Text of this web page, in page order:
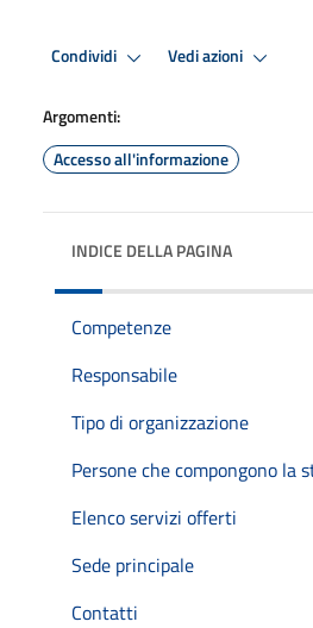
Condividi Vedi azioni
Argomenti:
Accesso all'informazione
INDICE DELLA PAGINA
Competenze
Responsabile
Tipo di organizzazione
Persone che compongono la
Elenco servizi offerti
Sede principale
Contatti